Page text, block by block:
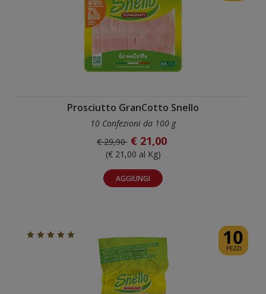
Prosciutto GranCotto Snello
10 Confezioni da 100 g
€ 29,90 € 21,00
(€ 21,00 al Kg)
AGGIUNGI